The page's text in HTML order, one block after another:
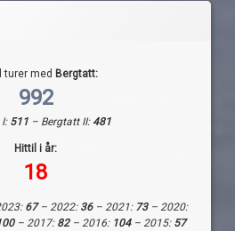
turer med Bergtatt:
992
I: 511 – Bergtatt II:481
Hittil i år:
18
67– 2022: 36– 2021: 73– 2020:
– 2017: 82– 2016: 104– 2015: 57